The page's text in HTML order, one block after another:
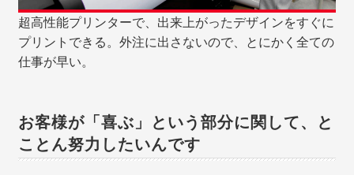
超高性能プリンターで、出来上がったデザインをすぐに
プリントできる。外注に出さないので、とにかく全ての
仕事が早い。
お客様が「喜ぶ」という部分に関して、と
ことん努力したいんです